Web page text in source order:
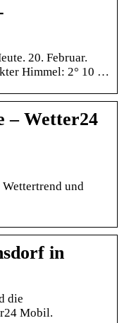
20. Februar.
Himmel: 2° 10 …
– Wetter24
und
in
die
Mobil.